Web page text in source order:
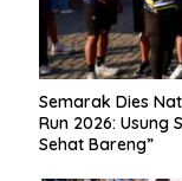
Semarak Dies
Run 2026: Usung
Sehat Bareng”